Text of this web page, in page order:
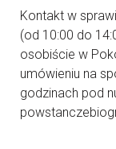
Kontakt w
(od 10:00 do
osobiście w
umówieniu na
godzinach pod